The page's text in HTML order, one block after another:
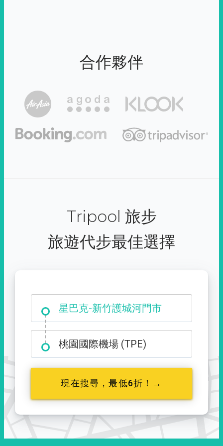
合作夥伴
Tripool 旅步
旅遊代步最佳選擇
星巴克-新竹護城河門市
大霸尖山登山口
桃園國際機場 (TPE)
現在搜尋，最低6折！→